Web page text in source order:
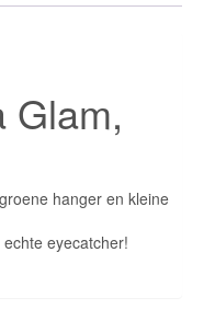
Glam,
hanger en kleine
eyecatcher!